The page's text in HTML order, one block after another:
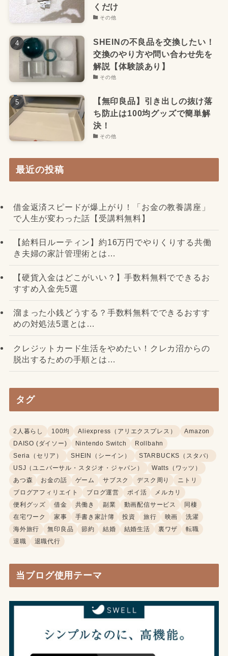
くだけ
その他
SHEINの不良品を交換したい！
交換のやり方や問い合わせ先を
解説【体験談あり】
その他
【無印良品】引き出しの抜け落
ち防止は100均グッズで簡単解
決！
その他
最近の投稿
借金返済スピードが爆上がり！「お金の教養講座」
で人生が変わった話【受講料無料】
【給料日ルーティン】約16万円でやりくりする共働
き夫婦の家計管理術とは…
【硬貨入金はどこがいい？】手数料無料でできるお
すすめ入金先5選
溜まった小銭どうする？手数料無料でできるおすす
めの対処法5選とは…
クレジットカード生活をやめたい！クレカ沼からの
脱出するための手順とは…
タグ
2人暮らし 100均 Aliexpress（アリエクスプレス）
Amazon
DAISO (ダイソー)
Nintendo Switch
Rollbahn
Seria（セリア）
SHEIN（シーイン）
STARBUCKS（スタバ）
USJ（ユニバーサル・スタジオ・ジャパン）
Watts（ワッツ）
あつ森
お金の話 ゲーム サブスク デスク周り
ニトリ
ブログアフィリエイト
ブログ運営 ポイ活
メルカリ
便利グッズ
借金 共働き 副業 動画配信サービス
同棲
在宅ワーク
家事 手書き家計簿 投資 旅行 映画
洗濯
海外旅行
無印良品 節約 結婚 結婚生活 裏ワザ
転職
退職
退職代行
当ブログ使用テーマ